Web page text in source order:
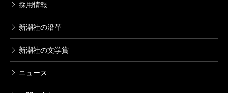
採用情報
新潮社の沿革
新潮社の文学賞
ニュース